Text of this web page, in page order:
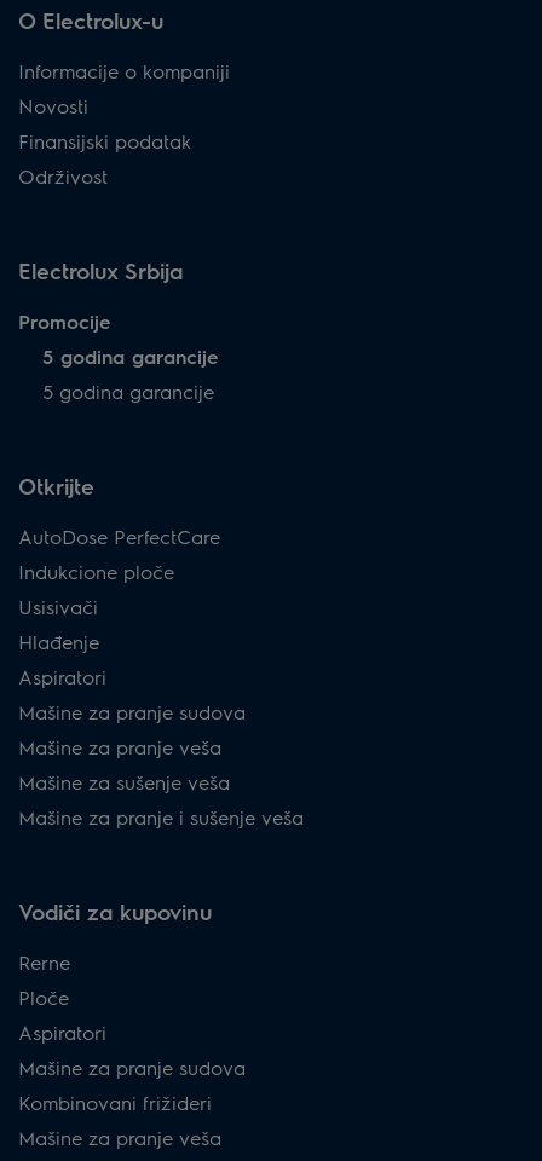
O Electrolux-u
Informacije o kompaniji
Novosti
Finansijski podatak
Održivost
Electrolux Srbija
Promocije
5 godina garancije
5 godina garancije
Otkrijte
AutoDose PerfectCare
Indukcione ploče
Usisivači
Hlađenje
Aspiratori
Mašine za pranje sudova
Mašine za pranje veša
Mašine za sušenje veša
Mašine za pranje i sušenje veša
Vodiči za kupovinu
Rerne
Ploče
Aspiratori
Mašine za pranje sudova
Kombinovani frižideri
Mašine za pranje veša